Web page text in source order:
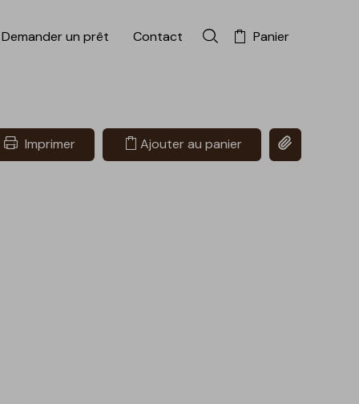
Demander un prêt Contact Rechercher dans la
Panier
Imprimer Ajouter au panier Copier le lien